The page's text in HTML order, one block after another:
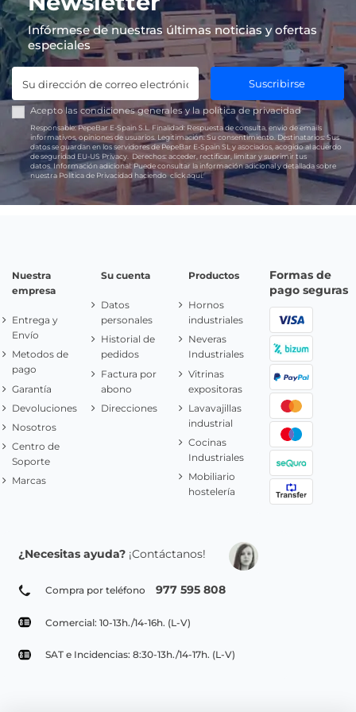
Infórmese de nuestras últimas noticias y ofertas
especiales
Suscribirse
Acepto las condiciones generales y lapolítica de privacidad
Responsable:PepeBar E-Spain S.L. Finalidad: Respuesta de consulta, envío de emails
informativos, opiniones de usuarios. Legitimación: Su consentimiento. Destinatarios: Sus
datos se guardan en los servidores de PepeBar E-Spain SL y asociados, acogido al acuerdo
de seguridad EU-US Privacy.
Derechos: acceder, rectificar, limitar y suprimir tus
datos. Información adicional:Puede consultar la información adicional y detallada sobre
nuestra Política de Privacidad haciendoclick aquí.
Nuestra
empresa
Entrega y
Envío
Metodos de
pago
Garantía
Devoluciones
Nosotros
Centro de
Soporte
Marcas
Su cuenta
Datos
personales
Historial de
pedidos
Factura por
abono
Direcciones
Productos
Hornos
industriales
Neveras
Industriales
Vitrinas
expositoras
Lavavajillas
industrial
Cocinas
Industriales
Mobiliario
hostelería
Formas de
pago seguras
¿Necesitas ayuda? ¡Contáctanos!
Compra por teléfono 977 595 808
Comercial: 10-13h./14-16h. (L-V)
SAT e Incidencias: 8:30-13h./14-17h. (L-V)